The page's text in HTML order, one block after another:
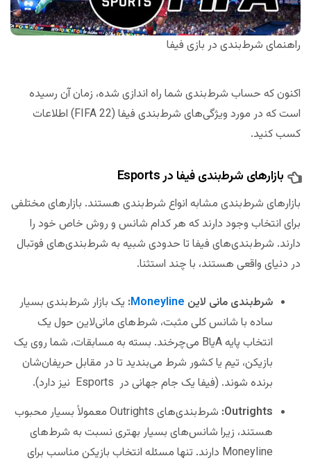
راهنمای شرط‌‌بندی در بازی فیفا
اکنون که حساب شرط‌‌بندی شما راه اندازی شده، زمان آن رسیده
است که در مورد ویژگی‌های شرط‌‌بندی فیفا (FIFA 22) اطلاعات
کسب کنید.
بازارهای شرط‌‌بندی فیفا در Esports
بازارهای‌ شرط‌‌بندی مشابه انواع شرط‌‌بندی هستند. بازارهای مختلفی
برای انتخاب وجود دارند که هر کدام شانس و روش خاص خود را
دارند. شرط‌بندی‌های فیفا تا حدودی شبیه به شرط‌بندی‌های فوتبال
در دنیای واقعی هستند، با چند استثنا.
شرط‌بندی مانی لاین Moneyline
: یک بازار شرط‌بندی بسیار
ساده با شانس کلی مثبت، شرط‌های مانی‌لاین حول یک
انتخاب پایه AیاB می‌چرخند. بسته به مسابقات، شما روی یک
بازیکن، تیم یا کشور شرط می‌بندید تا در مقابل حریفان‌شان
برنده شوند. (فیفا یک جام جهانی در Esports نیز دارد).
Outrights:
شرط‌بندی‌های Outrights معمولاً بسیار محبوب
هستند، زیرا شانس‌های بسیار بهتری نسبت به شرط‌های
Moneyline دارند. تنها مسئله انتخاب بازیکن مناسب برای